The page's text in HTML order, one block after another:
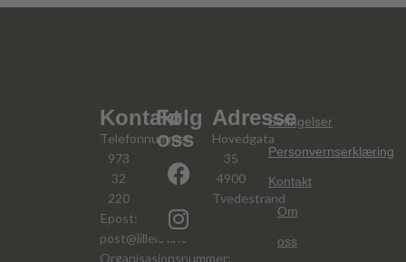
Kontakt
Telefonnummer:
973
32
220
Epost:
post@lillelov.no
Organisasjonsnummer:
Følg
oss
Adresse
Hovedgata
35
4900
Tvedestrand
Betingelser
Personvernserklæring
Kontakt
Om
oss